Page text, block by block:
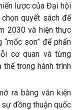
lược của Đại hội
quyết sách để
2030 và hiện thực
son” để phấn
cơ quan và từng
trong hành trình
ra bằng văn kiện
sự đồng thuận quốc